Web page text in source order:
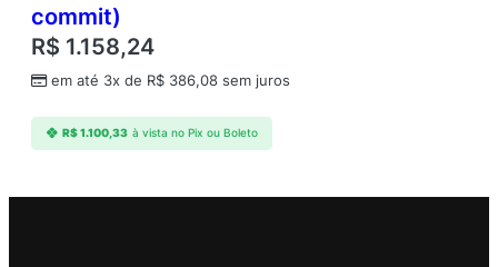
commit)
R$ 1.158,24
em até 3x de R$ 386,08 sem juros
R$1.100,33 à vista no Pix ou Boleto